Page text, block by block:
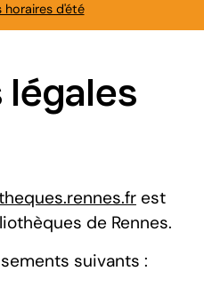
horaires d'été
est
de Rennes.
suivants :